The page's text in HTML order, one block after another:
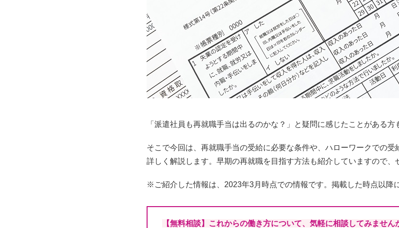
「派遣社員も再就職手当は出るのかな？」と疑問に感じたことがある方
そこで今回は、再就職手当の受給に必要な条件や、ハローワークでの受
詳しく解説します。早期の再就職を目指す方法も紹介していますので、
※ご紹介した情報は、2023年3月時点での情報です。掲載した時点以降
【無料相談】これからの働き方について、気軽に相談してみません